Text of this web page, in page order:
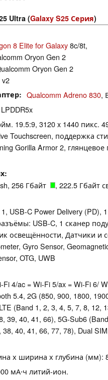
Ultra (Galaxy S25 Серия)
8 Elite for Galaxy8c/8t,
Oryon Gen 2
Oryon Gen 2
v2
Qualcomm Adreno 830,
19.5:9, 3120 x 1440 пикс.
Touchscreen, поддержка
Gorilla Armor 2,
256 Гбайт , 222.5 Гбайт
USB-C Power Delivery (PD),
USB-C, 1 сканер
освещённости, Датчики и
Gyro Sensor,
OTG, UWB
4/ac = Wi-Fi 5/ax = Wi-Fi 6/
5.4, 2G (850, 900, 1800,
(Band 1, 2, 3, 4, 5, 7, 8, 12,
39, 40, 41, 66), 5G-Sub6
40, 41, 66, 77, 78), Dual
х ширина х глубина (мм):
мА⋅ч литий-ион.